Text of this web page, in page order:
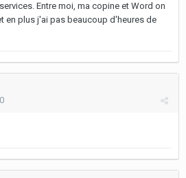
Entre moi, ma copine et Word on
en plus j'ai pas beaucoup d'heures de